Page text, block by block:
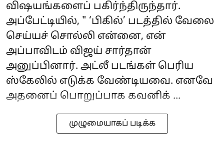
விஷயங்களைப் பகிர்ந்திருந்தார்.
அப்பேட்டியில், " ‘பிகில்’ படத்தில் வேலை
செய்யச் சொல்லி என்னை, என்
அப்பாவிடம் விஜய் சார்தான்
அனுப்பினார். அட்லீ படங்கள் பெரிய
ஸ்கேலில் எடுக்க வேண்டியவை. எனவே
அதனைப் பொறுப்பாக கவனிக் ...
முழுமையாகப் படிக்க